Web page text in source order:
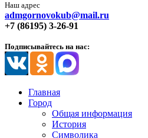
Наш адрес
admgornovokub@mail.ru
+7 (86195) 3-26-91
Подписывайтесь на нас:
Главная
Город
Общая информация
История
Символика